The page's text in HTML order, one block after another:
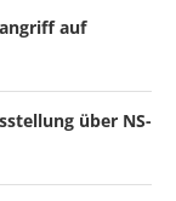
auf
über NS-